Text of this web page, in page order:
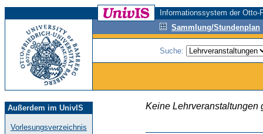
Informationssystem der
Sammlung/Stundenplan
Suche:
Außerdem im UnivIS
Vorlesungsverzeichnis
Keine Lehrveranstaltungen